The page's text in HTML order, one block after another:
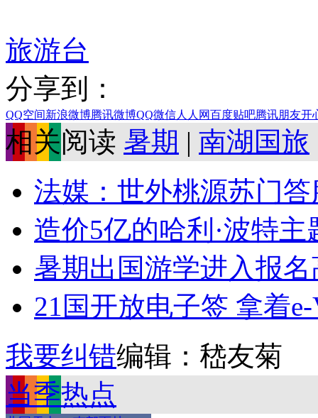
旅游台
分享到：
QQ空间新浪微博腾讯微博QQ微信人人网百度贴吧腾讯朋友开
相关阅读 暑期 | 南湖国旅
法媒：世外桃源苏门
造价5亿的哈利·波特
暑期出国游学进入报
21国开放电子签 拿着
我要纠错编辑：嵇友菊
当季热点